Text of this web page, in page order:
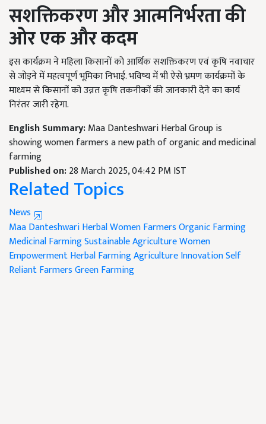
सशक्तिकरण और आत्मनिर्भरता की
ओर एक और कदम
इस कार्यक्रम ने महिला किसानों को आर्थिक सशक्तिकरण एवं कृषि नवाचार
से जोड़ने में महत्वपूर्ण भूमिका निभाई. भविष्य में भी ऐसे भ्रमण कार्यक्रमों के
माध्यम से किसानों को उन्नत कृषि तकनीकों की जानकारी देने का कार्य
निरंतर जारी रहेगा.
English Summary:Maa Danteshwari Herbal Group is
showing women farmers a new path of organic and medicinal
farming
Published on:28 March 2025, 04:42 PM IST
Related Topics
News
Maa Danteshwari HerbalWomen FarmersOrganic Farming
Medicinal FarmingSustainable AgricultureWomen
EmpowermentHerbal FarmingAgriculture InnovationSelf
Reliant FarmersGreen Farming